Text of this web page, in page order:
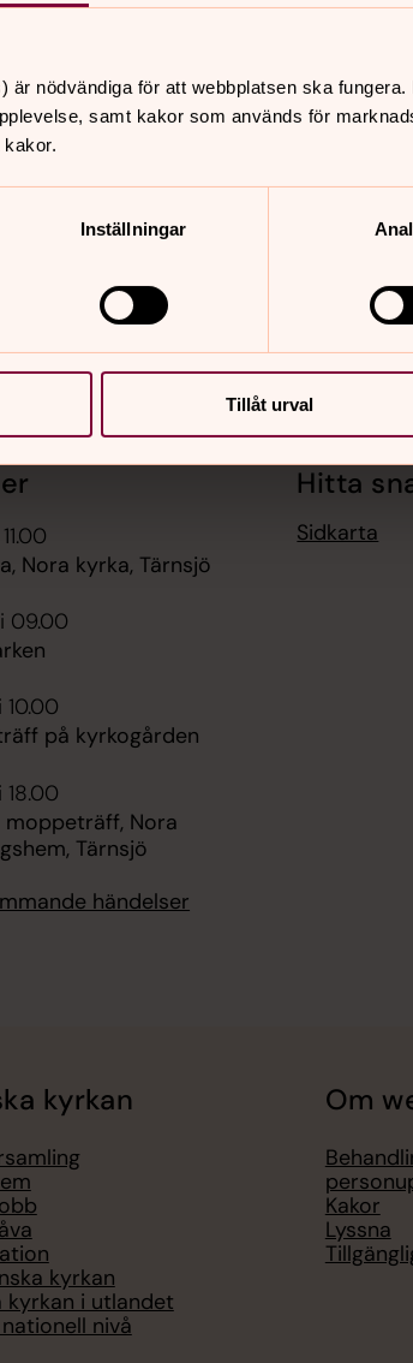
är nödvändiga för att webbplatsen ska
samt kakor som används för
Inställningar
Tillåt urval
Välkommen!
Nora kyrka, Tärnsjö
09.00
10.00
på kyrkogården
18.00
Nora
Tärnsjö
händelser
Hitta
Sidkarta
kyrkan
kyrkan
kyrkan i utlandet
nivå
Om
Kakor
Lyssna